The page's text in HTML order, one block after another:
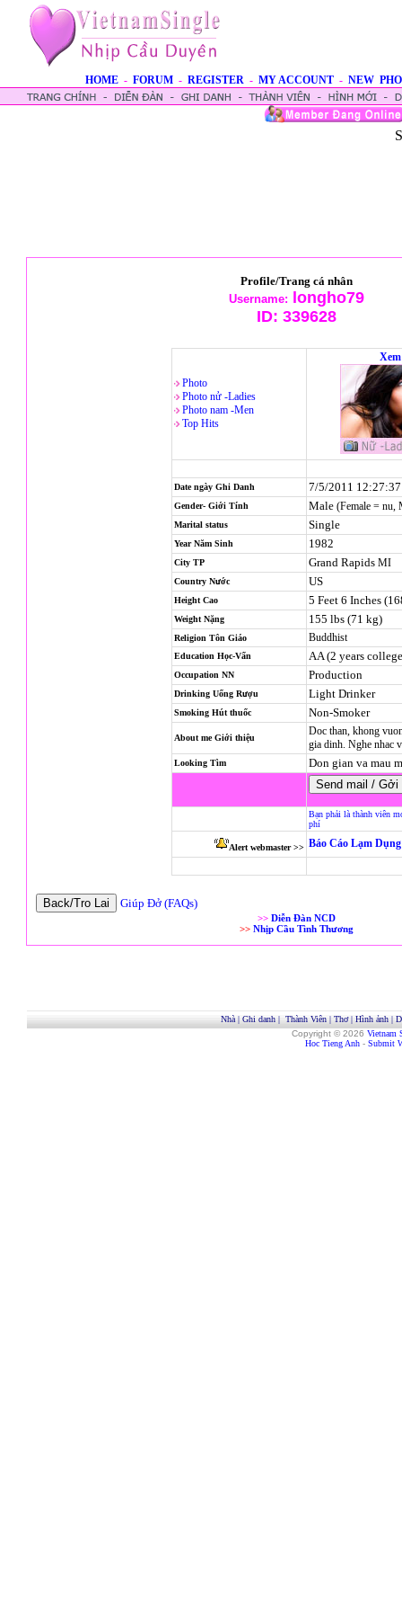
HOME - FORUM - REGISTER - MY ACCOUNT - NEW
Profile/Trang cá nhân
Username:
longho79
ID: 339628
Photo
Photo nử -Ladies
Photo nam -Men
Top Hits
Date ngày Ghi Danh 7/5/2011
Gender- Giới Tính Male (Female = nu,
Marital status Single
Year Năm Sinh 1982
City TP Grand Rapids MI
Country Nước US
Height Cao 5 Feet 6 Inches
Weight Nặng 155 lbs (71 kg)
Religion Tôn Giáo Buddhist
Education Học-Vấn AA (2 years
Occupation NN Production
Drinking Uống Rượu Light Drinker
Smoking Hút thuốc Non-Smoker
About me Giới thiệu
Doc than, khong
gia dinh. Nghe nhac
Looking Tìm Don gian va mau
Bạn phải là thành viên
phí
Alert webmaster >> Báo Cáo Lạm
Giúp Đở (FAQs)
>> Diễn Đàn NCD
>> Nhịp Cầu Tình Thương
Nhà| Ghi danh| Thành Viên| Thơ| Hình ảnh|
Copyright © 2026 Vietnam
Hoc Tieng Anh - Submit